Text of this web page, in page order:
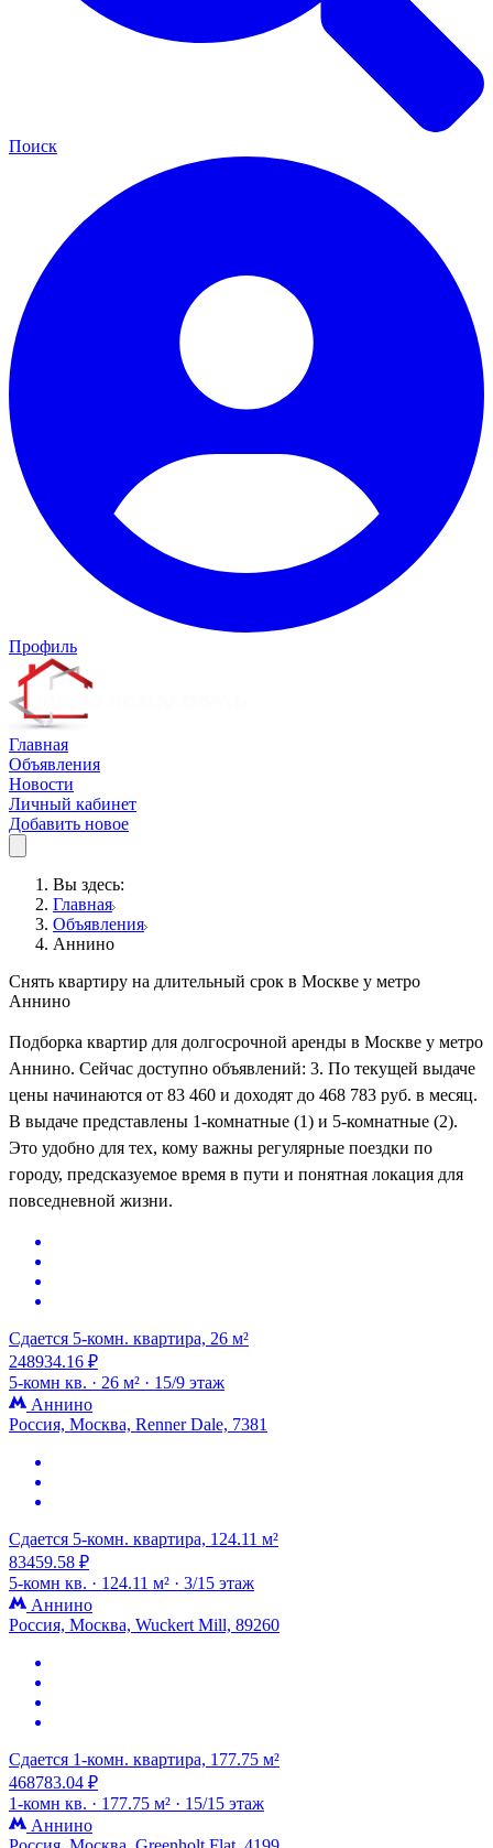
Поиск
Профиль
Главная
Объявления
Новости
Личный кабинет
Добавить новое
Вы здесь:
Главная
Объявления
Аннино
Снять квартиру на длительный срок в Москве у метро
Аннино
Подборка квартир для долгосрочной аренды в Москве у метро
Аннино. Сейчас доступно объявлений: 3. По текущей выдаче
цены начинаются от 83 460 и доходят до 468 783 руб. в месяц.
В выдаче представлены 1-комнатные (1) и 5-комнатные (2).
Это удобно для тех, кому важны регулярные поездки по
городу, предсказуемое время в пути и понятная локация для
повседневной жизни.
Сдается 5-комн. квартира, 26 м²
248934.16 ₽
5-комн кв. · 26 м² · 15/9 этаж
Аннино
Россия, Москва, Renner Dale, 7381
Сдается 5-комн. квартира, 124.11 м²
83459.58 ₽
5-комн кв. · 124.11 м² · 3/15 этаж
Аннино
Россия, Москва, Wuckert Mill, 89260
Сдается 1-комн. квартира, 177.75 м²
468783.04 ₽
1-комн кв. · 177.75 м² · 15/15 этаж
Аннино